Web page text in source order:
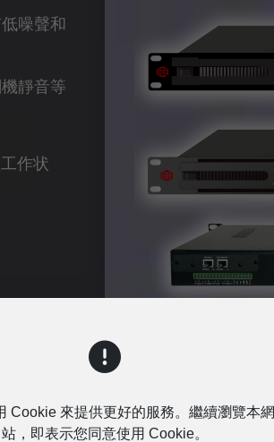
噪聲和
靜音等
作状
Cookie 來提供更好的服務。繼續瀏覽本網
站，即表示您同意使用 Cookie。